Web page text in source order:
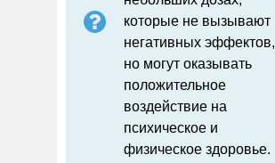
которые не вызывают
негативных эффектов,
но могут оказывать
положительное
воздействие на
психическое и
физическое здоровье.